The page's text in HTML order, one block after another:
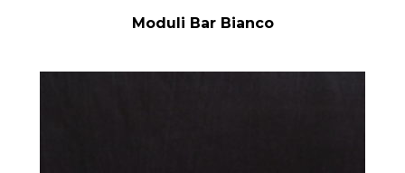
Moduli Bar Bianco